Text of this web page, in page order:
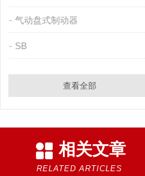
气动盘式制动器
SB
查看全部
相关文章
RELATED ARTICLES